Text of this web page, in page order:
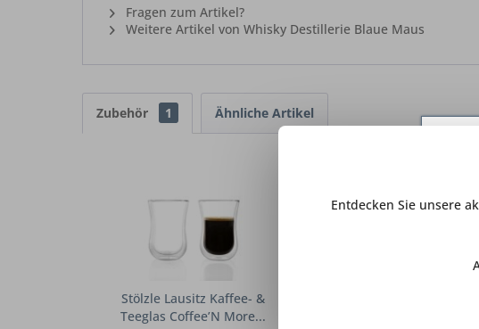
Fragen zum Artikel?
Weitere Artikel von Whisky Destillerie Blaue Maus
Zubehör 1 Ähnliche Artikel
Stölzle Lausitz Kaffee- &
Teeglas Coffee’N More...
Entdecken Sie unsere
die